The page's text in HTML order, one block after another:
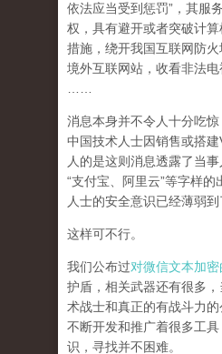
依法应当受到惩罚”，其服
权，具有避开或者突破计
措施，绕开我国互联网防
境外互联网站，收看非法
消息本身并不令人十分吃
中国技术人士因销售或搭
人的是这则消息透露了当
“支付宝、阿里云”等字样
人士的安全意识已经薄弱到
这样可不行。
我们公布过对微信文本加
护盾，相关武器还有很多
术战士和真正的有战斗力
不断开发和推广着很多工
识，寻找并不困难。